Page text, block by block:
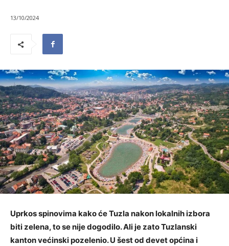
13/10/2024
Uprkos spinovima kako će Tuzla nakon lokalnih izbora
biti zelena, to se nije dogodilo. Ali je zato Tuzlanski
kanton većinski pozelenio. U šest od devet općina i